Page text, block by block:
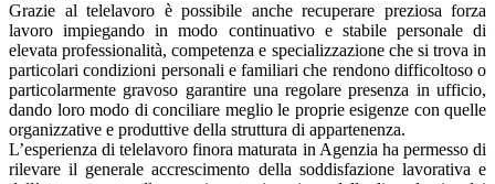
Grazie al telelavoro è possibile anche recuperare preziosa forza
lavoro impiegando in modo continuativo e stabile personale di
elevata professionalità, competenza e specializzazione che si trova in
particolari condizioni personali e familiari che rendono difficoltoso o
particolarmente gravoso garantire una regolare presenza in ufficio,
dando loro modo di conciliare meglio le proprie esigenze con quelle
organizzative e produttive della struttura di appartenenza.
L’esperienza di telelavoro finora maturata in Agenzia ha permesso di
rilevare il generale accrescimento della soddisfazione lavorativa e